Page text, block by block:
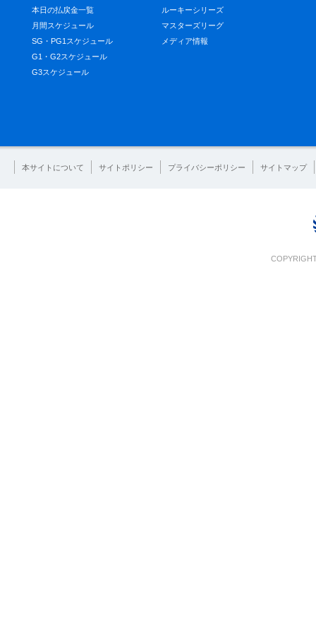
本日の払戻金一覧
月間スケジュール
SG・PG1スケジュール
G1・G2スケジュール
G3スケジュール
ルーキーシリーズ
マスターズリーグ
メディア情報
本サイトについて サイトポリシー プライバシーポリシー サイトマップ